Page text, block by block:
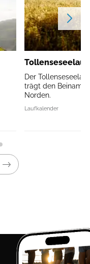
Der
trägt den
Norden.
Laufkalender